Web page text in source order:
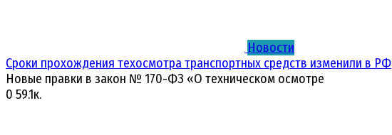
Новости
Сроки прохождения техосмотра транспортных средств изменили в РФ
Новые правки в закон № 170-ФЗ «О техническом осмотре
0 59.1к.